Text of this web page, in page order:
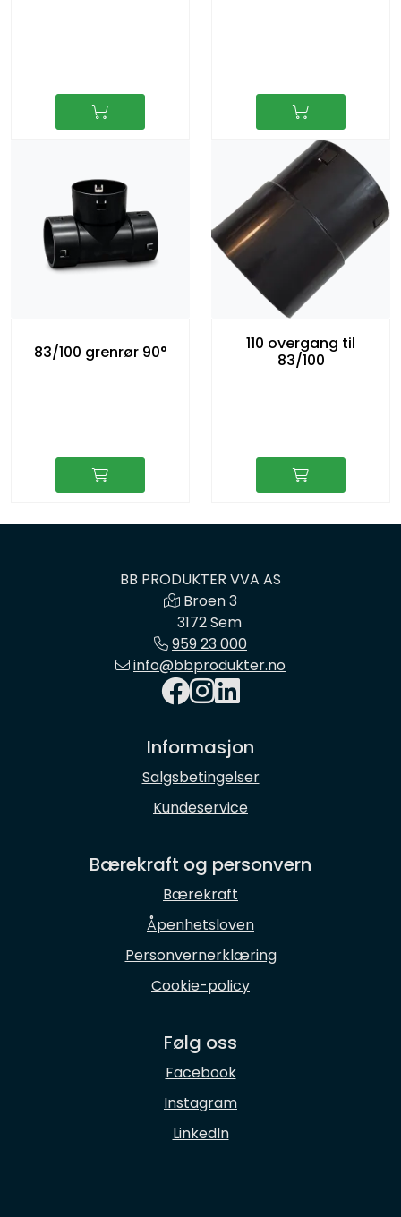
83/100 grenrør 90°
110 overgang til
83/100
BB PRODUKTER VVA AS
Broen 3
3172 Sem
959 23 000
info@bbprodukter.no
Informasjon
Salgsbetingelser
Kundeservice
Bærekraft og personvern
Bærekraft
Åpenhetsloven
Personvernerklæring
Cookie-policy
Følg oss
Facebook
Instagram
LinkedIn